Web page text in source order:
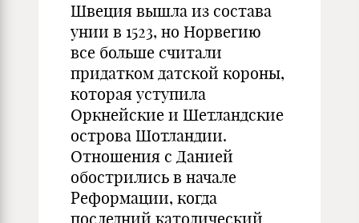
Швеция вышла из состава
унии в 1523, но Норвегию
все больше считали
придатком датской короны,
которая уступила
Оркнейские и Шетландские
острова Шотландии.
Отношения с Данией
обострились в начале
Реформации, когда
последний католический